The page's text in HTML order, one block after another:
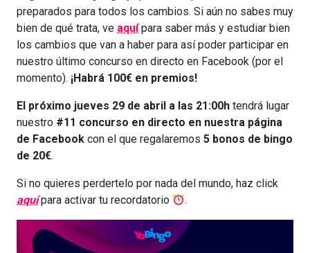
preparados para todos los cambios. Si aún no sabes muy
bien de qué trata, ve aquípara saber más y estudiar bien
los cambios que van a haber para así poder participar en
nuestro último concurso en directo en Facebook (por el
momento). ¡Habrá 100€ en premios!
El próximo jueves 29 de abril a las 21:00h tendrá lugar
nuestro #11 concurso en directo en nuestra página
de Facebook con el que regalaremos 5 bonos de bingo
de 20€.
Si no quieres perdertelo por nada del mundo, haz click
aquípara activar tu recordatorio .